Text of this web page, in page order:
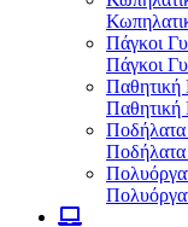
Πάγκοι
Πάγκοι
Παθητική
Παθητική
Ποδήλατα
Ποδήλατα